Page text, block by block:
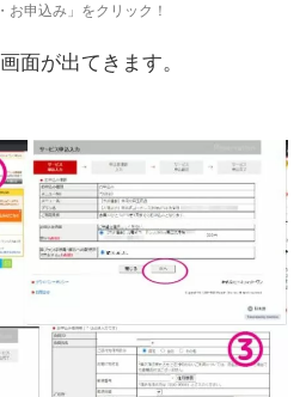
お申込み」をクリック！
が出てきます。